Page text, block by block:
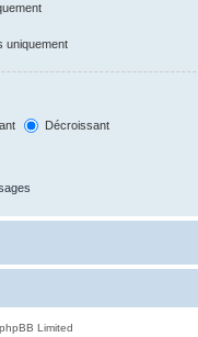
uniquement
Décroissant
Limited